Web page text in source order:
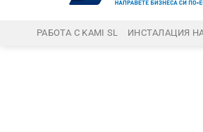
РАБОТА С KAMI SL ИНСТАЛАЦИЯ НА